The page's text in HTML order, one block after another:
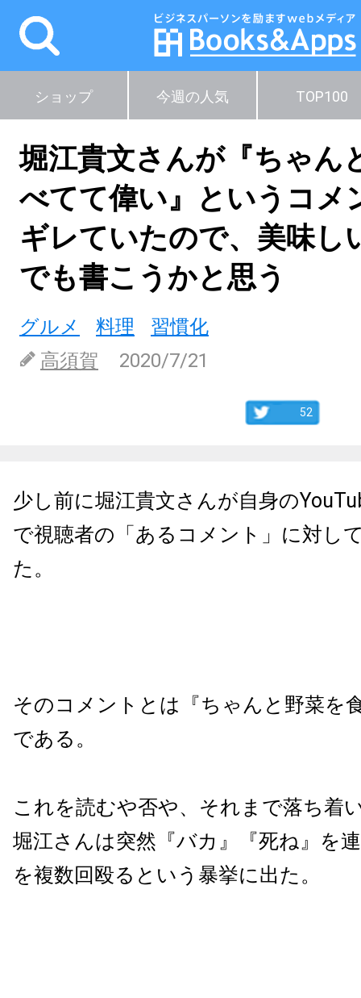
ショップ 今週の人気 TOP100
堀江貴文さんが『ちゃん
べてて偉い』というコメ
ギレていたので、美味し
でも書こうかと思う
グルメ 料理
習慣化
高須賀
2020/7/21
52
少し前に堀江貴文さんが自身の
で視聴者の「あるコメント」に対し
た。
そのコメントとは『ちゃんと野菜を
である。
これを読むや否や、それまで落ち着
堀江さんは突然『バカ』『死ね』を
を複数回殴るという暴挙に出た。